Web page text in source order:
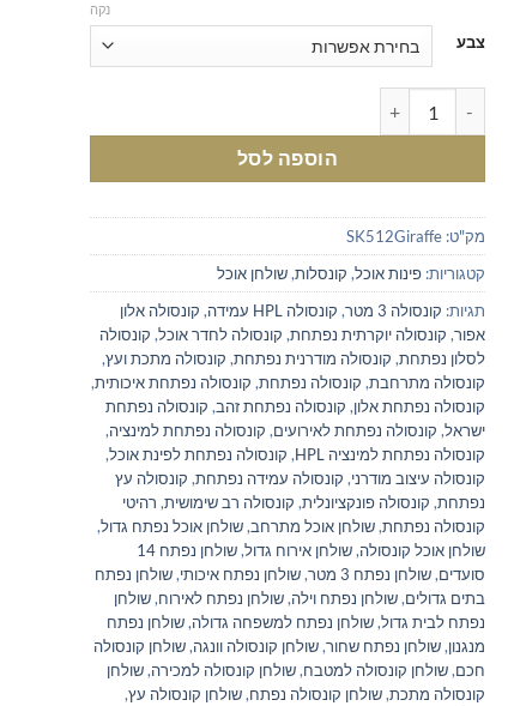
צבע
נקה
הוספה לסל
מק"ט: SK512Giraffe
קטגוריות: פינות אוכל, קונסלות,שולחן אוכל
תגיות: קונסולה 3 מטר , קונסולה HPL עמידה , קונסולה אלון
אפור, קונסולה יוקרתית נפתחת, קונסולה לחדר אוכל, קונסולה
לסלון נפתחת, קונסולה מודרנית נפתחת, קונסולה מתכת ועץ,
קונסולה מתרחבת, קונסולה נפתחת, קונסולה נפתחת איכותית,
קונסולה נפתחת אלון, קונסולה נפתחת זהב, קונסולה נפתחת
ישראל, קונסולה נפתחת לאירועים, קונסולה נפתחת למינציה,
קונסולה נפתחת למינציה HPL
, קונסולה נפתחת לפינת אוכל,
קונסולה עיצוב מודרני, קונסולה עמידה נפתחת, קונסולה עץ
נפתחת, קונסולה פונקציונלית, קונסולה רב שימושית, רהיטי
קונסולה נפתחת,שולחן אוכל מתרחב,שולחן אוכל נפתח גדול,
שולחן אוכל קונסולה,שולחן אירוח גדול,
שולחן נפתח 14
סועדים,שולחן נפתח 3 מטר ,שולחן נפתח איכותי,שולחן נפתח
בתים גדולים,שולחן נפתח וילה,שולחן נפתח לאירוח,שולחן
נפתח לבית גדול,שולחן נפתח למשפחה גדולה,שולחן נפתח
מנגנון,שולחן נפתח שחור,שולחן קונסולה וונגה,שולחן קונסולה
חכם,שולחן קונסולה למטבח,שולחן קונסולה למכירה,שולחן
קונסולה מתכת,שולחן קונסולה נפתח,שולחן קונסולה עץ,